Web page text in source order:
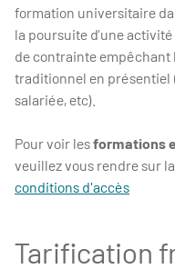
formation universitaire
la poursuite d’une
de contrainte empêchant
traditionnel en présentiel
salariée, etc).
Pour voir lesformations
veuillez vous rendre sur
conditions d'accès
Tarification